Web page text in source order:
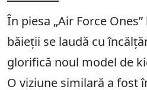
În piesa „Air Force
băieții se laudă cu
glorifică noul model de
O viziune similară a fost